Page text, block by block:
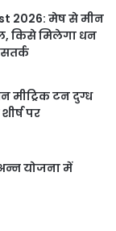
2026: मेष से मीन
किसे मिलेगा धन
मीट्रिक टन दुग्ध
पर
योजना में